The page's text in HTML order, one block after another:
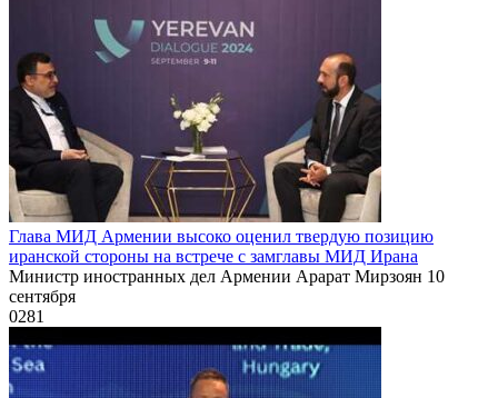
Глава МИД Армении высоко оценил твердую позицию
иранской стороны на встрече с замглавы МИД Ирана
Министр иностранных дел Армении Арарат Мирзоян 10
сентября
0281